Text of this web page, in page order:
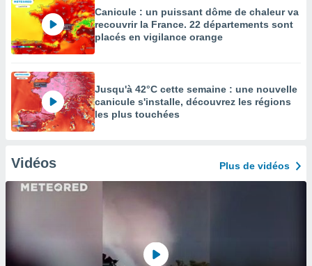
Canicule : un puissant dôme de chaleur va
recouvrir la France. 22 départements sont
placés en vigilance orange
Jusqu'à 42°C cette semaine : une nouvelle
canicule s'installe, découvrez les régions
les plus touchées
Vidéos Plus de vidéos